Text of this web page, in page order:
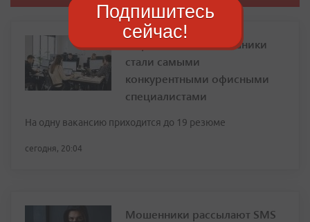
Маркетологи и айтишники
стали самыми
конкурентными офисными
специалистами
На одну вакансию приходится до 19 резюме
сегодня, 20:04
Мошенники рассылают SMS
Подпишитесь
сейчас!